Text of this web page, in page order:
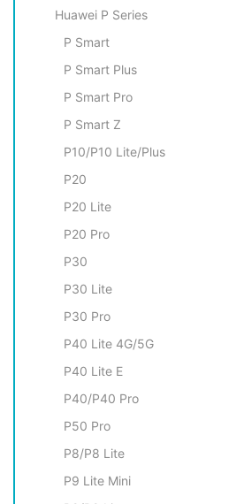
Huawei P Series
P Smart
P Smart Plus
P Smart Pro
P Smart Z
P10/P10 Lite/Plus
P20
P20 Lite
P20 Pro
P30
P30 Lite
P30 Pro
P40 Lite 4G/5G
P40 Lite E
P40/P40 Pro
P50 Pro
P8/P8 Lite
P9 Litе Mini